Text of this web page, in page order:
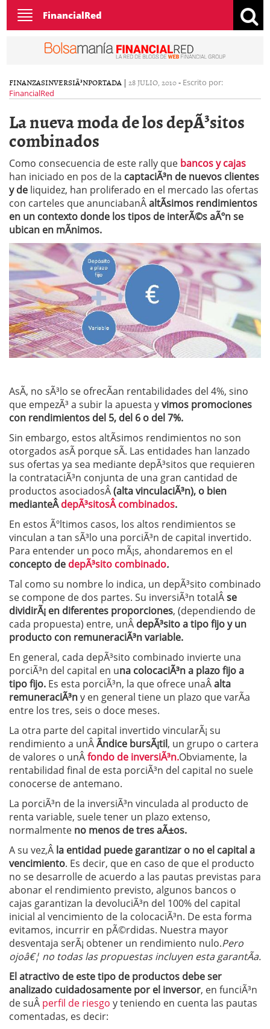
Toggle
navigation
FinancialRed
FINANZASINVERSIÃ³NPORTADA | 28 JULIO, 2010- Escrito por:
FinancialRed
La nueva moda de los depÃ³sitos
combinados
Como consecuencia de este rally que bancos y cajas
han iniciado en pos de la captaciÃ³n de nuevos clientes
y de liquidez, han proliferado en el mercado las ofertas
con carteles que anunciabanÂaltÃ­simos rendimientos
en un contexto donde los tipos de interÃ©s aÃºn se
ubican en mÃ­nimos.
AsÃ­, no sÃ³lo se ofrecÃ­an rentabilidades del 4%, sino
que empezÃ³ a subir la apuesta yvimos promociones
con rendimientos del 5, del 6 o del 7%.
Sin embargo, estos altÃ­simos rendimientos no son
otorgados asÃ­ porque sÃ­. Las entidades han lanzado
sus ofertas ya sea mediante depÃ³sitos que requieren
la contrataciÃ³n conjunta de una gran cantidad de
productos asociadosÂ(alta vinculaciÃ³n), o bien
medianteÂdepÃ³sitosÂ combinados.
En estos Ãºltimos casos, los altos rendimientos se
vinculan a tan sÃ³lo una porciÃ³n de capital invertido.
Para entender un poco mÃ¡s, ahondaremos en el
concepto de depÃ³sito combinado.
Tal como su nombre lo indica, un depÃ³sito combinado
se compone de dos partes. Su inversiÃ³n totalÂse
dividirÃ¡ en diferentes proporciones, (dependiendo de
cada propuesta) entre, unÂ depÃ³sito a tipo fijo y un
producto con remuneraciÃ³n variable.
En general, cada depÃ³sito combinado invierte una
porciÃ³n del capital en una colocaciÃ³n a plazo fijo a
tipo fijo. Es esta porciÃ³n, la que ofrece unaÂalta
remuneraciÃ³ny en general tiene un plazo que varÃ­a
entre los tres, seis o doce meses.
La otra parte del capital invertido vincularÃ¡ su
rendimiento a unÂÃ­ndice bursÃ¡til, un grupo o cartera
de valores o unÂfondo de inversiÃ³n.Obviamente, la
rentabilidad final de esta porciÃ³n del capital no suele
conocerse de antemano.
La porciÃ³n de la inversiÃ³n vinculada al producto de
renta variable, suele tener un plazo extenso,
normalmente no menos de tres aÃ±os.
A su vez,Â la entidad puede garantizar o no el capital a
vencimiento. Es decir, que en caso de que el producto
no se desarrolle de acuerdo a las pautas previstas para
abonar el rendimiento previsto, algunos bancos o
cajas garantizan la devoluciÃ³n del 100% del capital
inicial al vencimiento de la colocaciÃ³n. De esta forma
evitamos, incurrir en pÃ©rdidas. Nuestra mayor
desventaja serÃ¡ obtener un rendimiento nulo.Pero
ojoâ€¦ no todas las propuestas incluyen esta garantÃ­a.
El atractivo de este tipo de productos debe ser
analizado cuidadosamente por el inversor, en funciÃ³n
de suÂ perfil de riesgo y teniendo en cuenta las pautas
comentadas, es decir: